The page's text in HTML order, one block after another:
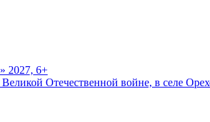
2027, 6+
Отечественной войне, в селе